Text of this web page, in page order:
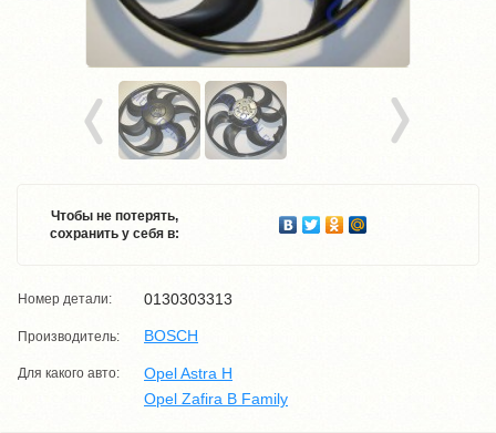
Чтобы не потерять,
сохранить у себя в:
Номер детали: 0130303313
Производитель: BOSCH
Для какого авто:
Opel Astra H
Opel Zafira B Family